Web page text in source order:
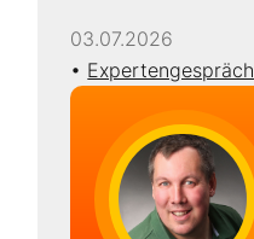
03.07.2026
Expertengespräch